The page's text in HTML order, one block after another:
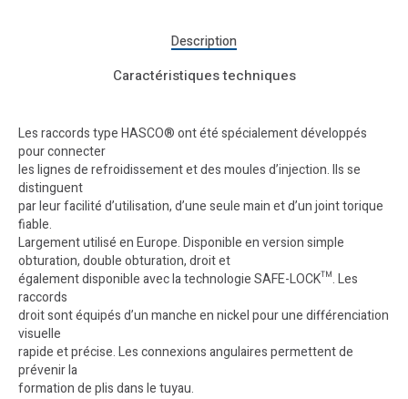
Description
Caractéristiques techniques
Les raccords type HASCO® ont été spécialement développés
pour connecter
les lignes de refroidissement et des moules d’injection. Ils se
distinguent
par leur facilité d’utilisation, d’une seule main et d’un joint torique
fiable.
Largement utilisé en Europe. Disponible en version simple
obturation, double obturation, droit et
également disponible avec la technologie SAFE-LOCK™. Les
raccords
droit sont équipés d’un manche en nickel pour une différenciation
visuelle
rapide et précise. Les connexions angulaires permettent de
prévenir la
formation de plis dans le tuyau.